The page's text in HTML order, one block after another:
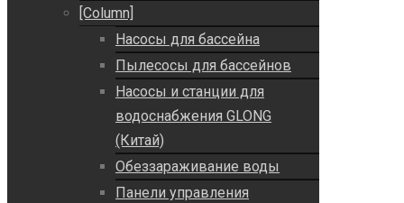
[Column]
Насосы для бассейна
Пылесосы для бассейнов
Насосы и станции для
водоснабжения GLONG
(Китай)
Обеззараживание воды
Панели управления